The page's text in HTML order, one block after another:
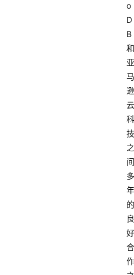
o
D
B
和
亚
马
逊
云
科
技
之
间
多
年
的
良
好
合
作